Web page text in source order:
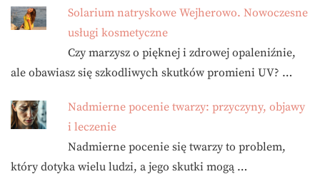
Solarium natryskowe Wejherowo. Nowoczesne
usługi kosmetyczne
Czy marzysz o pięknej i zdrowej opaleniźnie,
ale obawiasz się szkodliwych skutków promieni UV? …
Nadmierne pocenie twarzy: przyczyny, objawy
i leczenie
Nadmierne pocenie się twarzy to problem,
który dotyka wielu ludzi, a jego skutki mogą …